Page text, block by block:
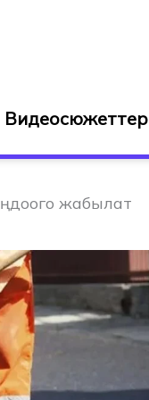
Видеосюжеттер
жабылат